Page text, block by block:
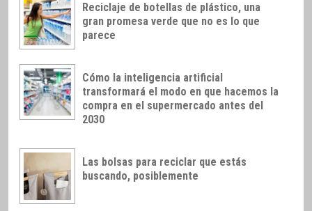
Reciclaje de botellas de plástico, una
gran promesa verde que no es lo que
parece
Cómo la inteligencia artificial
transformará el modo en que hacemos la
compra en el supermercado antes del
2030
Las bolsas para reciclar que estás
buscando, posiblemente